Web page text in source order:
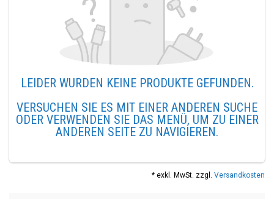
LEIDER WURDEN KEINE PRODUKTE GEFUNDEN.
VERSUCHEN SIE ES MIT EINER ANDEREN SUCHE
ODER VERWENDEN SIE DAS MENÜ, UM ZU EINER
ANDEREN SEITE ZU NAVIGIEREN.
* exkl. MwSt. zzgl. Versandkosten